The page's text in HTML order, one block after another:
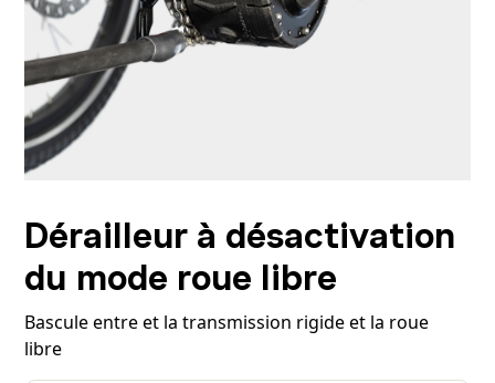
Dérailleur à désactivation
du mode roue libre
Bascule entre et la transmission rigide et la roue
libre